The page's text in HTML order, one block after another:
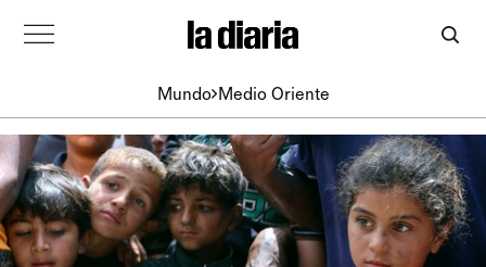
Mundo Medio Oriente